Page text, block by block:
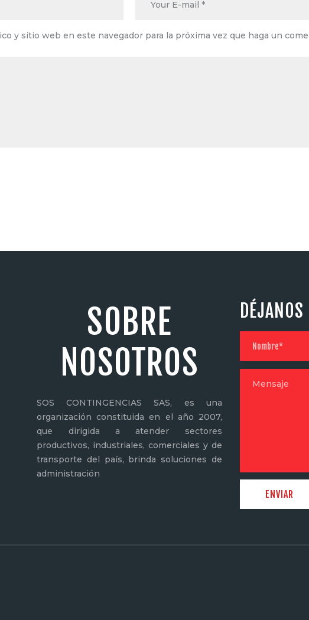
y sitio web en este navegador para la próxima vez que haga un
SOBRE
NOSOTROS
SOS CONTINGENCIAS SAS, es una
organización constituida en el año 2007,
que dirigida a atender sectores
productivos, industriales, comerciales y de
transporte del país, brinda soluciones de
administración